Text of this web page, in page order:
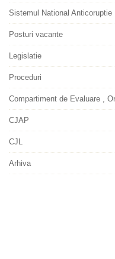
Sistemul National Anticoruptie
Posturi vacante
Legislatie
Proceduri
Compartiment de Evaluare ,
CJAP
CJL
Arhiva